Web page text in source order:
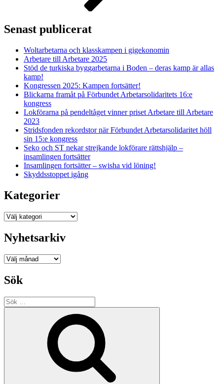
Senast publicerat
Woltarbetarna och klasskampen i gigekonomin
Arbetare till Arbetare 2025
Stöd de turkiska byggarbetarna i Boden – deras kamp är allas
kamp!
Kongressen 2025: Kampen fortsätter!
Blickarna framåt på Förbundet Arbetarsolidaritets 16:e
kongress
Lokförarna på pendeltåget vinner priset Arbetare till Arbetare
2023
Stridsfonden rekordstor när Förbundet Arbetarsolidaritet höll
sin 15:e kongress
Seko och ST nekar strejkande lokförare rättshjälp –
insamlingen fortsätter
Insamlingen fortsätter – swisha vid löning!
Skyddsstoppet igång
Kategorier
Kategorier
Nyhetsarkiv
Nyhetsarkiv
Sök
Sök
efter: